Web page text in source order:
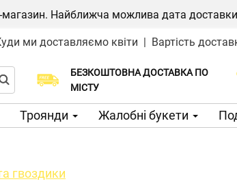
Найближча можлива дата доставки
ми доставляємо квіти | Вартість
БЕЗКОШТОВНА ДОСТАВКА ПО
МІСТУ
Виберіть дату доставки
Троянди Жалобні букети
гвоздики